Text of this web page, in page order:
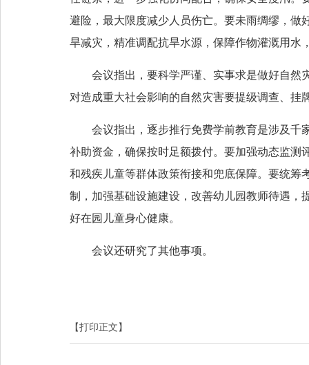
避险，最大限度减少人员伤亡。要未雨绸缪，做
旱减灾，精准调配抗旱水源，保障作物灌溉用水
会议指出，要科学严谨、实事求是做好自然
对造成重大社会影响的自然灾害要提级调查、
会议指出，逐步推行免费学前教育是涉及千
补助资金，确保按时足额拨付。要加强动态监测
和残疾儿童等群体政策衔接和兜底保障。要统筹
制，加强基础设施建设，改善幼儿园教师待遇，
好在园儿童身心健康。
会议还研究了其他事项。
【打印正文】